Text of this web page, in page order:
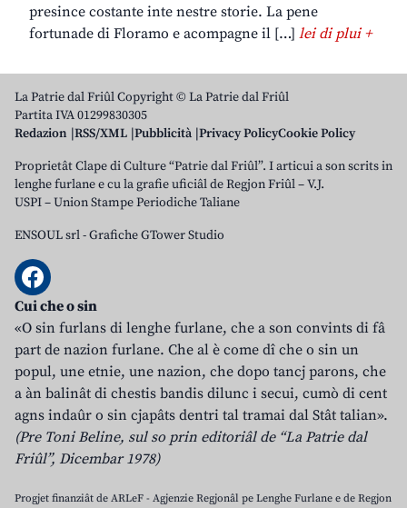
presince costante inte nestre storie. La pene
fortunade di Floramo e acompagne il […] lei di plui +
La Patrie dal Friûl Copyright © La Patrie dal Friûl
Partita IVA 01299830305
Redazion RSS/XML Pubblicità Privacy PolicyCookie Policy
Proprietât Clape di Culture “Patrie dal Friûl”. I articui a son scrits in
lenghe furlane e cu la grafie uficiâl de Regjon Friûl – V.J.
USPI – Union Stampe Periodiche Taliane
ENSOUL srl-Grafiche GTower Studio
Cui che o sin
«O sin furlans di lenghe furlane, che a son convints di fâ
part de nazion furlane. Che al è come dî che o sin un
popul, une etnie, une nazion, che dopo tancj parons, che
a àn balinât di chestis bandis dilunc i secui, cumò di cent
agns indaûr o sin cjapâts dentri tal tramai dal Stât talian».
(Pre Toni Beline, sul so prin editoriâl de “La Patrie dal
Friûl”, Dicembar 1978)
Progjet finanziât de ARLeF - Agjenzie Regjonâl pe Lenghe Furlane e de Regjon